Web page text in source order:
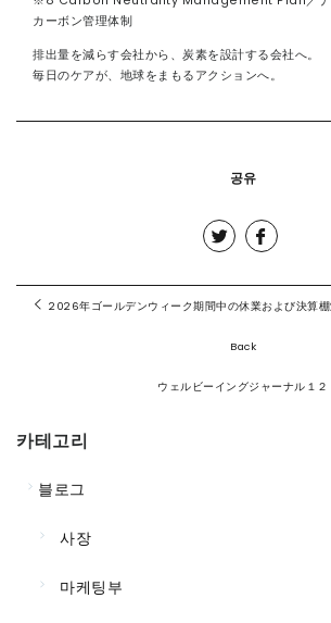
カーボン管理体制
排出量を減らす会社から、炭素を設計する会社へ。
毎日のケアが、地球をまもるアクションへ。
공유
2026年ゴールデンウィーク期間中の休業および決算棚卸の
Back
ウェルビーイングジャーナル１２
카테고리
블로그
사장
마케팅부